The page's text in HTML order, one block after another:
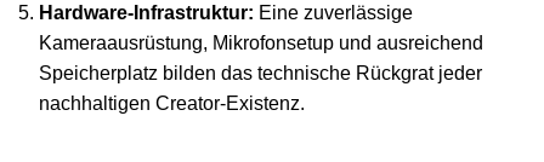
Hardware-Infrastruktur: Eine zuverlässige
Kameraausrüstung, Mikrofonsetup und ausreichend
Speicherplatz bilden das technische Rückgrat jeder
nachhaltigen Creator-Existenz.